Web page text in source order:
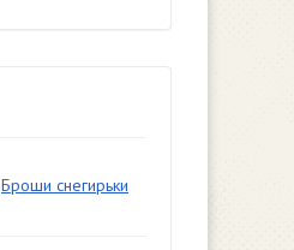
Броши снегирьки